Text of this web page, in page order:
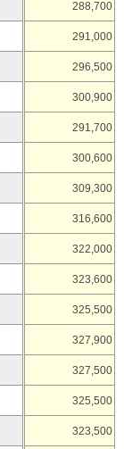
288,700
291,000
296,500
300,900
291,700
300,600
309,300
316,600
322,000
323,600
325,500
327,900
327,500
325,500
323,500